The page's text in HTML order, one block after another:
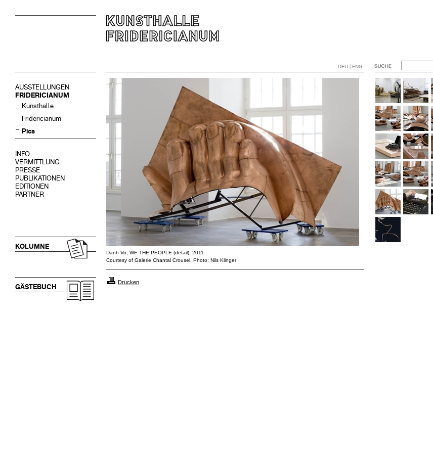
DEU | ENG
AUSSTELLUNGEN
FRIDERICIANUM
Kunsthalle
Fridericianum
Pics
INFO
VERMITTLUNG
PRESSE
PUBLIKATIONEN
EDITIONEN
PARTNER
KOLUMNE
GÄSTEBUCH
Danh Vo, WE THE PEOPLE (detail), 2011
Courtesy of Galerie Chantal Crousel. Photo: Nils Klinger
Drucken